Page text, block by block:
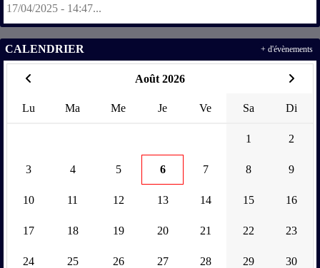
17/04/2025 - 14:47...
CALENDRIER
Août 2026
Lu Ma Me Je Ve Sa Di
1 2
3 4 5 6 7 8 9
10 11 12 13 14 15 16
17 18 19 20 21 22 23
24 25 26 27 28 29 30
+ d'évènements